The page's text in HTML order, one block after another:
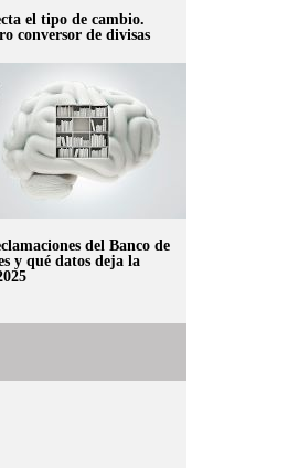
el tipo de cambio.
conversor de divisas
del Banco de
y qué datos deja la